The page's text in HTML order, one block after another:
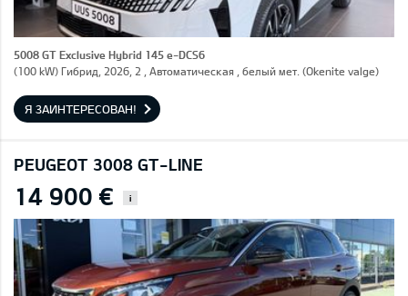
5008 GT Exclusive Hybrid 145 e-DCS6
(100 kW) Гибрид, 2026, 2 , Автоматическая , белый мет. (Okenite valge)
Я ЗАИНТЕРЕСОВАН!
PEUGEOT 3008 GT-LINE
14 900 € i